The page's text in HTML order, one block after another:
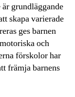
grundläggande
skapa varierade
ges barnen
och
förskolor har
främja barnens